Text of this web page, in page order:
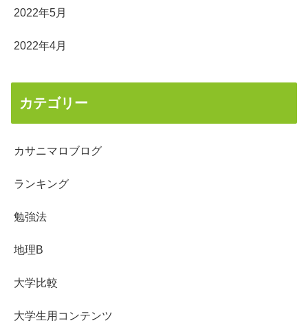
2022年5月
2022年4月
カテゴリー
カサニマロブログ
ランキング
勉強法
地理B
大学比較
大学生用コンテンツ